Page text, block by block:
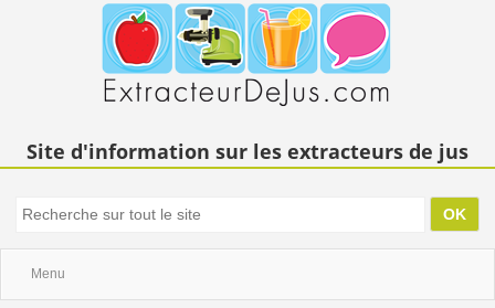
Site d'information sur les extracteurs de jus
Menu